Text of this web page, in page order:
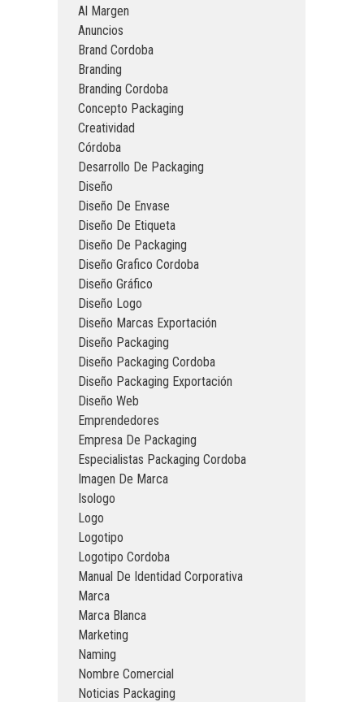
Al Margen
Anuncios
Brand Cordoba
Branding
Branding Cordoba
Concepto Packaging
Creatividad
Córdoba
Desarrollo De Packaging
Diseño
Diseño De Envase
Diseño De Etiqueta
Diseño De Packaging
Diseño Grafico Cordoba
Diseño Gráfico
Diseño Logo
Diseño Marcas Exportación
Diseño Packaging
Diseño Packaging Cordoba
Diseño Packaging Exportación
Diseño Web
Emprendedores
Empresa De Packaging
Especialistas Packaging Cordoba
Imagen De Marca
Isologo
Logo
Logotipo
Logotipo Cordoba
Manual De Identidad Corporativa
Marca
Marca Blanca
Marketing
Naming
Nombre Comercial
Noticias Packaging